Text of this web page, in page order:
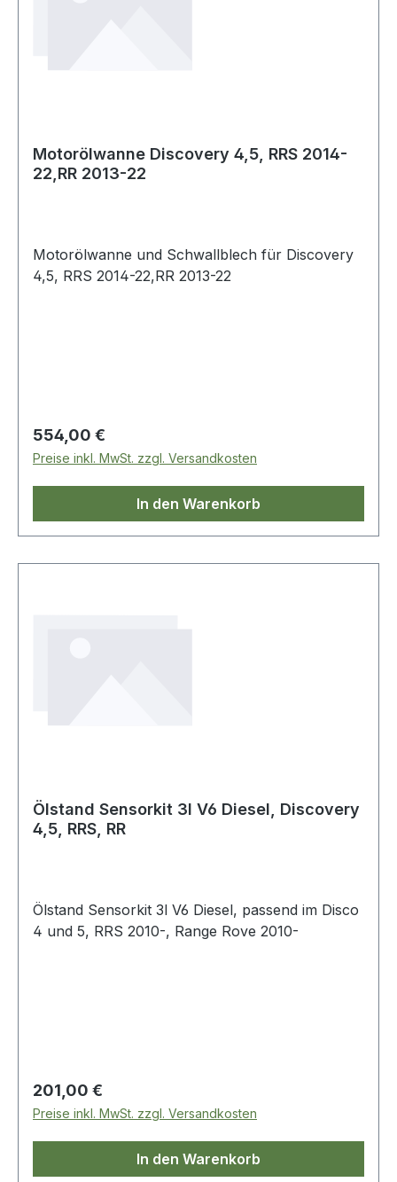
Motorölwanne Discovery 4,5, RRS 2014-
22,RR 2013-22
Motorölwanne und Schwallblech für Discovery
4,5, RRS 2014-22,RR 2013-22
Regulärer Preis:
554,00 €
Preise inkl. MwSt. zzgl. Versandkosten
In den Warenkorb
Ölstand Sensorkit 3l V6 Diesel, Discovery
4,5, RRS, RR
Ölstand Sensorkit 3l V6 Diesel, passend im Disco
4 und 5, RRS 2010-, Range Rove 2010-
Regulärer Preis:
201,00 €
Preise inkl. MwSt. zzgl. Versandkosten
In den Warenkorb